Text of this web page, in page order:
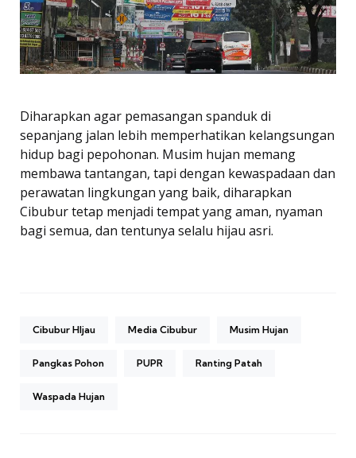
Diharapkan agar pemasangan spanduk di
sepanjang jalan lebih memperhatikan kelangsungan
hidup bagi pepohonan. Musim hujan memang
membawa tantangan, tapi dengan kewaspadaan dan
perawatan lingkungan yang baik, diharapkan
Cibubur tetap menjadi tempat yang aman, nyaman
bagi semua, dan tentunya selalu hijau asri.
Cibubur HIjau Media Cibubur Musim Hujan
Pangkas Pohon PUPR Ranting Patah
Waspada Hujan